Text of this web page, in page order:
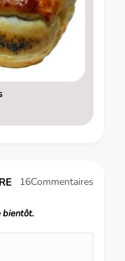
16Commentaires
bientôt.